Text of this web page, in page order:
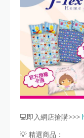
💻即入網店搶購>>>
💡 精選商品：